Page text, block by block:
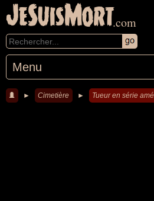
JeSuisMort.com
Menu
► Cimetière ► Tueur en série